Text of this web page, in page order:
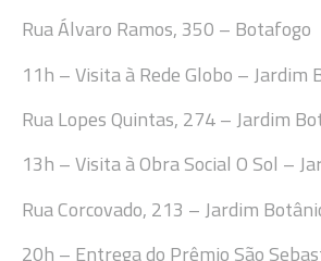
RuaÁlvaro Ramos, 350 – Botafogo
11h –Visita à Rede Globo – Jardim
Rua Lopes Quintas, 274 – Jardim
13h –Visita àObra Social O Sol –
Rua Corcovado, 213 – Jardim
20h – Entrega do Prêmio São